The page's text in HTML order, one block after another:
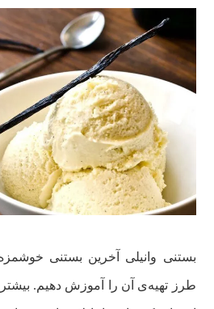
بستنی وانیلی آخرین بستنی
طرز تهیه‌ی آن را آموزش دهیم. بیشتر